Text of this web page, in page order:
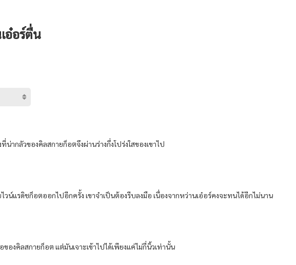
อ๋อร์ตื่น
ากลัวของคิลสกายก็อตจึงผ่านร่างกึ่งโปร่งใสของเขาไป
น์แรดิชก็อตออกไปอีกครั้ง เขาจำเป็นต้องรีบลงมือ เนื่องจากหว่านเอ๋อร์คงจะทนได้อีกไม่นาน
คิลสกายก็อต แต่มันเจาะเข้าไปได้เพียงแค่ไม่กี่นิ้วเท่านั้น